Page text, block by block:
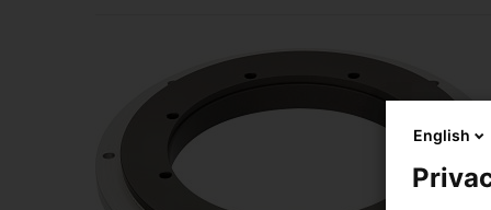
English